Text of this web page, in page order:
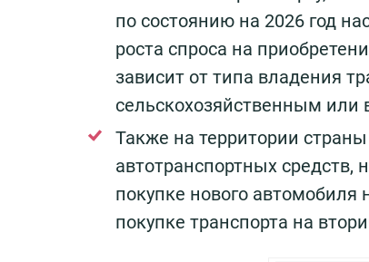
по состоянию на 2026 год
роста спроса на
зависит от типа владения
сельскохозяйственным или
Также на территории
автотранспортных средств,
покупке нового автомобиля
покупке транспорта на